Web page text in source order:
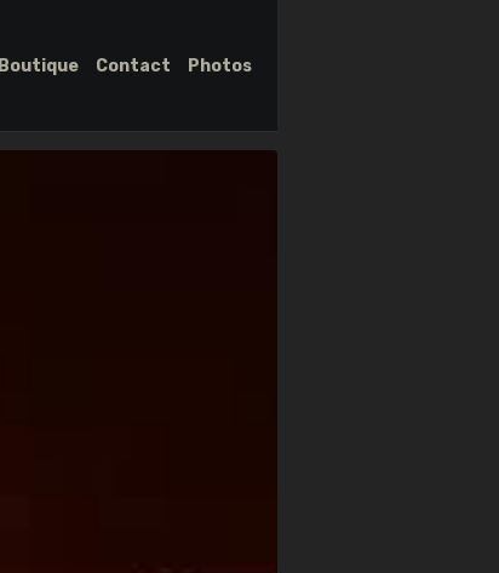
Boutique Contact Photos